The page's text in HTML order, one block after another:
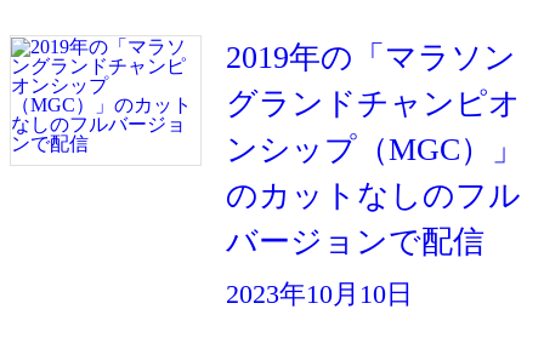
2019年の「マラソン
グランドチャンピオ
ンシップ（MGC）」
のカットなしのフル
バージョンで配信
2023年10月10日